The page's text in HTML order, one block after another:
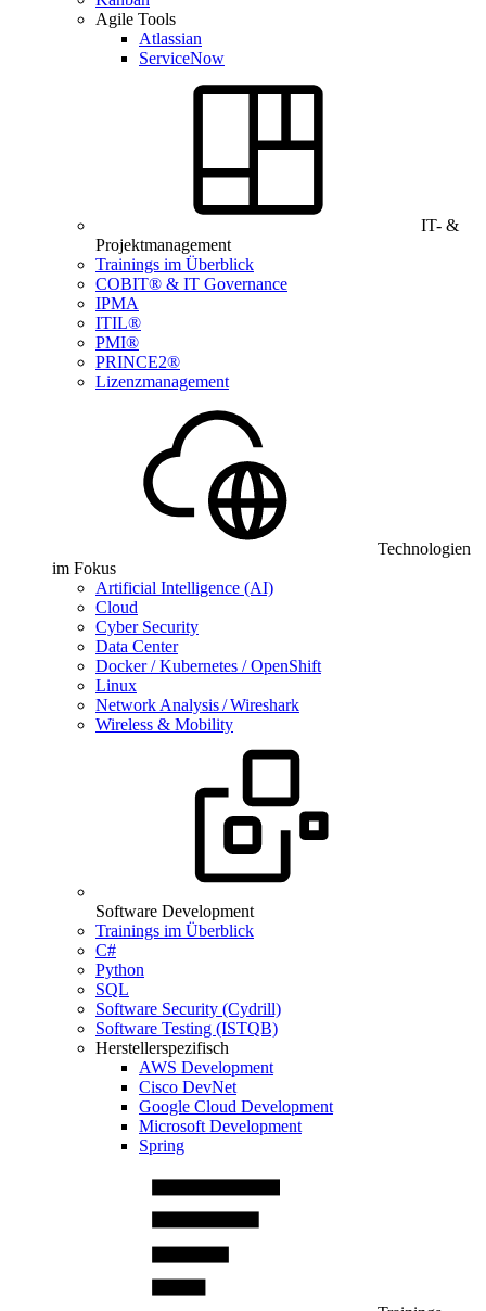
Agile Tools
Atlassian
ServiceNow
IT- &
Projektmanagement
Trainings im Überblick
COBIT® & IT Governance
IPMA
ITIL®
PMI®
PRINCE2®
Lizenzmanagement
Technologien
im Fokus
Artificial Intelligence (AI)
Cloud
Cyber Security
Data Center
Docker / Kubernetes / OpenShift
Linux
Network Analysis / Wireshark
Wireless & Mobility
Software Development
Trainings im Überblick
C#
Python
SQL
Software Security (Cydrill)
Software Testing (ISTQB)
Herstellerspezifisch
AWS Development
Cisco DevNet
Google Cloud Development
Microsoft Development
Spring